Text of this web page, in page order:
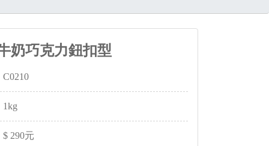
奶巧克力鈕扣型
C0210
1kg
$ 290元